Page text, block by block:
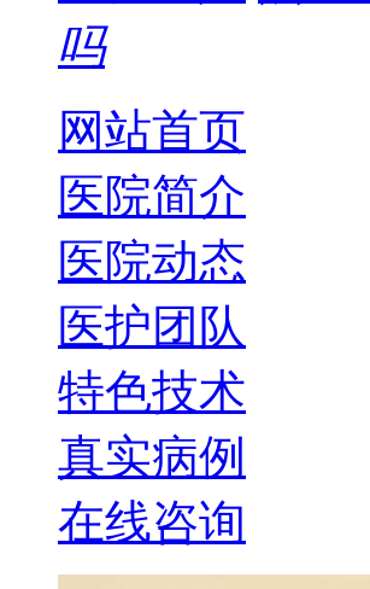
吗
网站首页
医院简介
医院动态
医护团队
特色技术
真实病例
在线咨询